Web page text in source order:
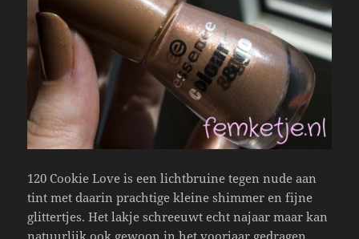
120 Cookie Love is een lichtbruine tegen nude aan
tint met daarin prachtige kleine shimmer en fijne
glittertjes. Het lakje schreeuwt echt najaar maar kan
natuurlijk ook gewoon in het voorjaar gedragen